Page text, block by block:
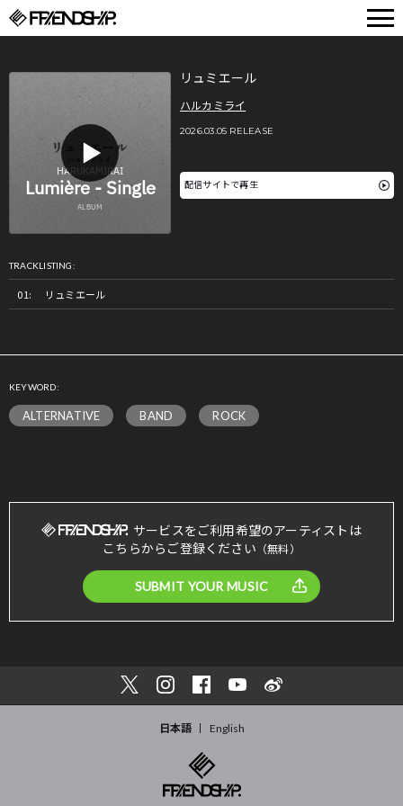
リュミエール
ハルカミライ
2026.03.05 RELEASE
配信サイトで再生
TRACKLISTING:
リュミエール
KEYWORD:
ALTERNATIVE BAND ROCK
サービスをご利用希望のアーティストは
こちらからご登録ください （無料）
SUBMIT YOUR MUSIC
日本語 English